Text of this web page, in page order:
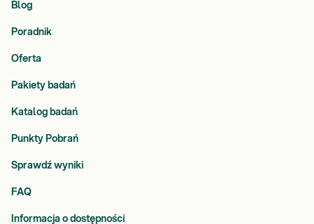
Blog
Poradnik
Oferta
Pakiety badań
Katalog badań
Punkty Pobrań
Sprawdź wyniki
FAQ
Informacja o dostępności